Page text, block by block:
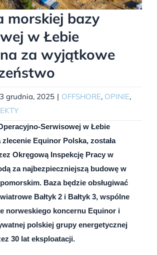
morskiej bazy
w Łebie
za wyjątkowe
3 grudnia, 2025 | OFFSHORE, OPINIE,
Serwisowej w Łebie
Equinor Polska, została
Okręgową Inspekcję Pracy w
za najbezpieczniejszą budowę w
Baza będzie obsługiwać
Bałtyk 2 i Bałtyk 3, wspólne
norweskiego koncernu Equinor i
polskiej grupy energetycznej
30 lat eksploatacji.